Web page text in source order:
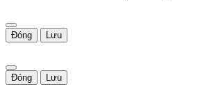
Đóng Lưu
Đóng Lưu